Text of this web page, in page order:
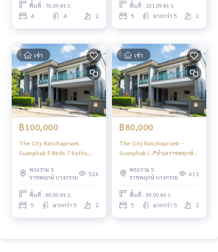
พื้นที่ : 76.09 ตร.ว.
4 4 2
พื้นที่ : 101.09 ตร.ว.
5 มากกว่า 5 2
เช่า
฿100,000
The City Ratchapruek
Suanphak 5 Beds 7 Baths
89 sq.w. 15 M. to CBD | HL
พระราม 5
ราชพฤกษ์ บางกรวย
526
พื้นที่ : 89.00 ตร.ว.
5 มากกว่า 5 2
เช่า
฿80,000
The City Ratchapruek –
Suanphak | 📍ทำเลราชพฤกษ์
ประมาณ 15 นาที
พระราม 5
ราชพฤกษ์ บางกรวย
613
พื้นที่ : 89.00 ตร.ว.
5 มากกว่า 5 2